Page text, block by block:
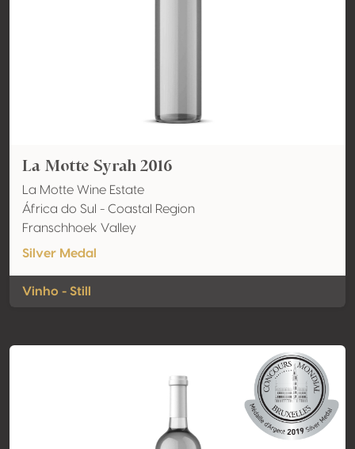
La Motte Syrah 2016
La Motte Wine Estate
África do Sul - Coastal Region
Franschhoek Valley
Silver Medal
Vinho - Still